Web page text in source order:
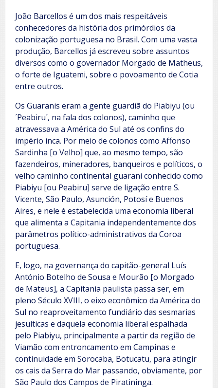
João Barcellos é um dos mais respeitáveis
conhecedores da história dos primórdios da
colonização portuguesa no Brasil. Com uma vasta
produção, Barcellos já escreveu sobre assuntos
diversos como o governador Morgado de Matheus,
o forte de Iguatemi, sobre o povoamento de Cotia
entre outros.
Os Guaranis eram a gente guardiã do Piabiyu (ou
´Peabiru´, na fala dos colonos), caminho que
atravessava a América do Sul até os confins do
império inca. Por meio de colonos como Affonso
Sardinha [o Velho] que, ao mesmo tempo, são
fazendeiros, mineradores, banqueiros e políticos, o
velho caminho continental guarani conhecido como
Piabiyu [ou Peabiru] serve de ligação entre S.
Vicente, São Paulo, Asunción, Potosí e Buenos
Aires, e nele é estabelecida uma economia liberal
que alimenta a Capitania independentemente dos
parâmetros político-administrativos da Coroa
portuguesa.
E, logo, na governança do capitão-general Luís
António Botelho de Sousa e Mourão [o Morgado
de Mateus], a Capitania paulista passa ser, em
pleno Século XVIII, o eixo econômico da América do
Sul no reaproveitamento fundiário das sesmarias
jesuíticas e daquela economia liberal espalhada
pelo Piabiyu, principalmente a partir da região de
Viamão com entroncamento em Campinas e
continuidade em Sorocaba, Botucatu, para atingir
os cais da Serra do Mar passando, obviamente, por
São Paulo dos Campos de Piratininga.